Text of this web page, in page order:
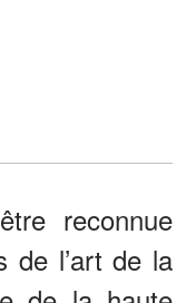
reconnue
de l’art de la